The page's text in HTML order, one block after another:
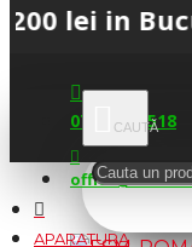
Bucuresti
0745.677.518
office@fsm-
APARATURA